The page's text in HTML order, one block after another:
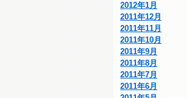
2012年1月
2011年12月
2011年11月
2011年10月
2011年9月
2011年8月
2011年7月
2011年6月